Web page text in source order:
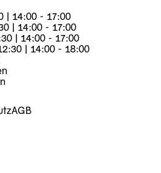
| 14:00 - 17:00
| 14:00 - 17:00
| 14:00 - 17:00
| 14:00 - 18:00
AGB